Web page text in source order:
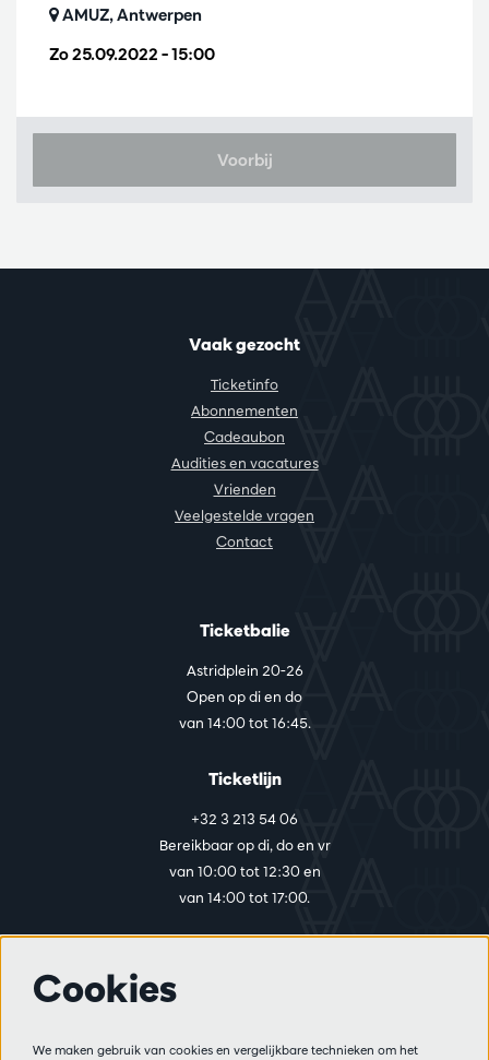
Zo 25.09.2022 – 15:00
AMUZ, Antwerpen
Voorbij
Vaak gezocht
Ticketinfo
Abonnementen
Cadeaubon
Audities en vacatures
Vrienden
Veelgestelde vragen
Contact
Ticketbalie
Astridplein 20-26
Open op di en do
van 14:00 tot 16:45.
Ticketlijn
+32 3 213 54 06
Bereikbaar op di, do en vr
van 10:00 tot 12:30 en
van 14:00 tot 17:00.
Privacy
Cookies
We maken gebruik van cookies en vergelijkbare technieken om het